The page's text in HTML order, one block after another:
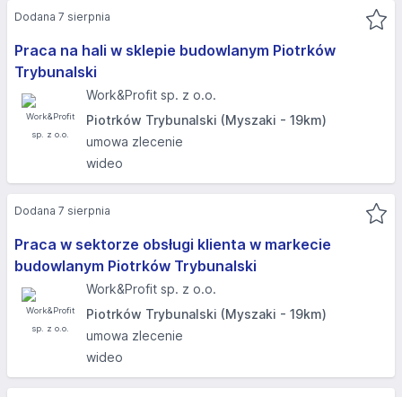
Praca na hali w sklepie budowlanym Piotrków
Trybunalski
Work&Profit sp. z o.o.
Piotrków Trybunalski (Myszaki - 19km)
umowa zlecenie
wideo
Dodana 7 sierpnia
Praca w sektorze obsługi klienta w markecie
budowlanym Piotrków Trybunalski
Work&Profit sp. z o.o.
Piotrków Trybunalski (Myszaki - 19km)
umowa zlecenie
wideo
Dodana 7 sierpnia